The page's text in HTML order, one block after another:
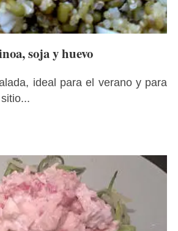
soja y huevo
ideal para el verano y para